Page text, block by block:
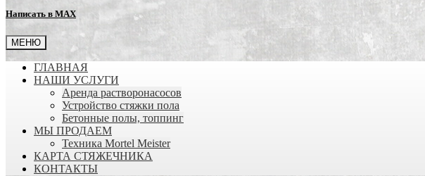
Написать в MAX
МЕНЮ
ГЛАВНАЯ
НАШИ УСЛУГИ
Аренда растворонасосов
Устройство стяжки пола
Бетонные полы, топпинг
МЫ ПРОДАЕМ
Техника Mortel Meister
КАРТА СТЯЖЕЧНИКА
КОНТАКТЫ